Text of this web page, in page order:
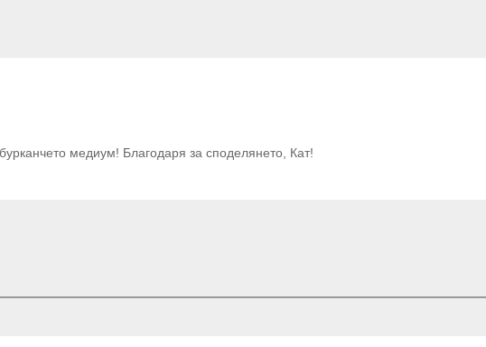
медиум! Благодаря за споделянето, Кат!